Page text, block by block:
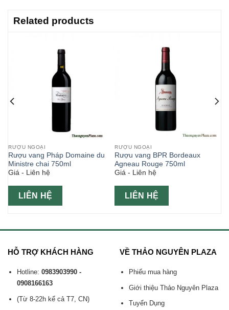
Related products
RƯỢU NGOẠI
Rượu vang Pháp Domaine du
Ministre chai 750ml
Giá - Liên hệ
LIÊN HỆ
RƯỢU NGOẠI
Rượu vang BPR Bordeaux
Agneau Rouge 750ml
Giá - Liên hệ
LIÊN HỆ
HỖ TRỢ KHÁCH HÀNG
Hotline: 0983903990 -
0908166163
(Từ 8-22h kể cả T7, CN)
VỀ THẢO NGUYÊN PLAZA
Phiếu mua hàng
Giới thiệu Thảo Nguyên Plaza
Tuyển Dụng